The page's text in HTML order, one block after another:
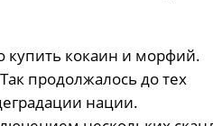
купить кокаин и морфий.
продолжалось до тех
нации.